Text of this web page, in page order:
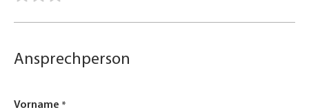
Ansprechperson
Vorname